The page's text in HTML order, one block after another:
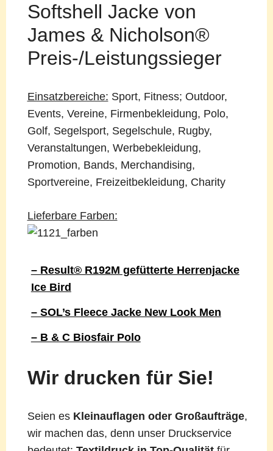
Softshell Jacke von
James & Nicholson®
Preis-/Leistungssieger
Einsatzbereiche: Sport, Fitness; Outdoor,
Events, Vereine, Firmenbekleidung, Polo,
Golf, Segelsport, Segelschule, Rugby,
Veranstaltungen, Werbebekleidung,
Promotion, Bands, Merchandising,
Sportvereine, Freizeitbekleidung, Charity
Lieferbare Farben:
– Result® R192M gefütterte Herrenjacke
Ice Bird
– SOL’s Fleece Jacke New Look Men
– B & C Biosfair Polo
Wir drucken für Sie!
Seien es Kleinauflagen oder Großaufträge,
wir machen das, denn unser Druckservice